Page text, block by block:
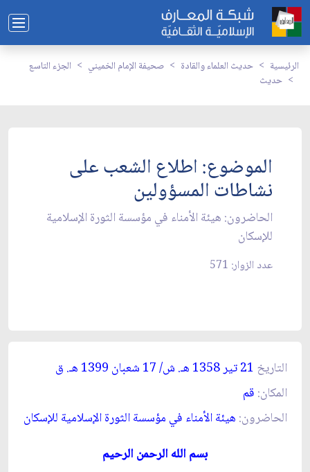
الرئيسية حديث العلماء والقادة صحيفة الإمام الخميني
الجزء التاسع
حديث
الموضوع: اطلاع الشعب على
نشاطات المسؤولين‏
الحاضرون: هيئة الأمناء في مؤسسة الثورة الإسلامية
للإسكان‏
عدد الزوار: 571
التاريخ 21 تير 1358 هـ. ش/ 17 شعبان 1399 هـ. ق‏
المكان: قم‏
الحاضرون: هيئة الأمناء في مؤسسة الثورة الإسلامية للإسكان‏
بسم الله الرحمن الرحيم‏